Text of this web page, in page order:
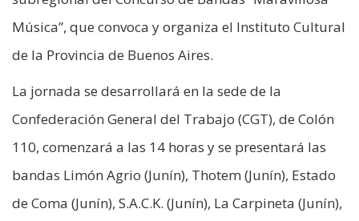
Música”, que convoca y organiza el Instituto Cultural
de la Provincia de Buenos Aires.
La jornada se desarrollará en la sede de la
Confederación General del Trabajo (CGT), de Colón
110, comenzará a las 14 horas y se presentará las
bandas Limón Agrio (Junín), Thotem (Junín), Estado
de Coma (Junín), S.A.C.K. (Junín), La Carpineta (Junín),